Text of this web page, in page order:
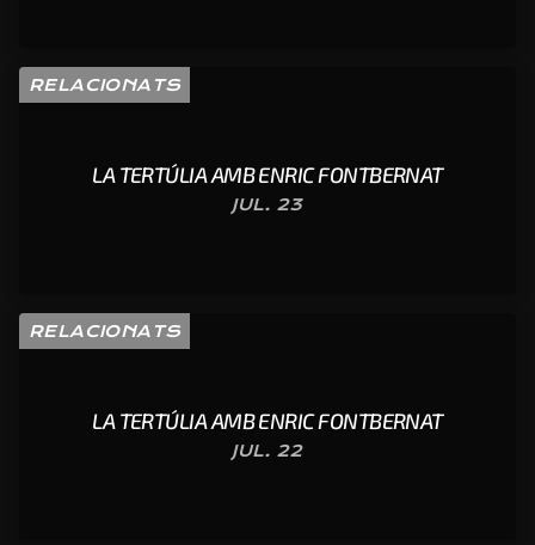
RELACIONATS
LA TERTÚLIA AMB ENRIC FONTBERNAT
JUL. 23
RELACIONATS
LA TERTÚLIA AMB ENRIC FONTBERNAT
JUL. 22